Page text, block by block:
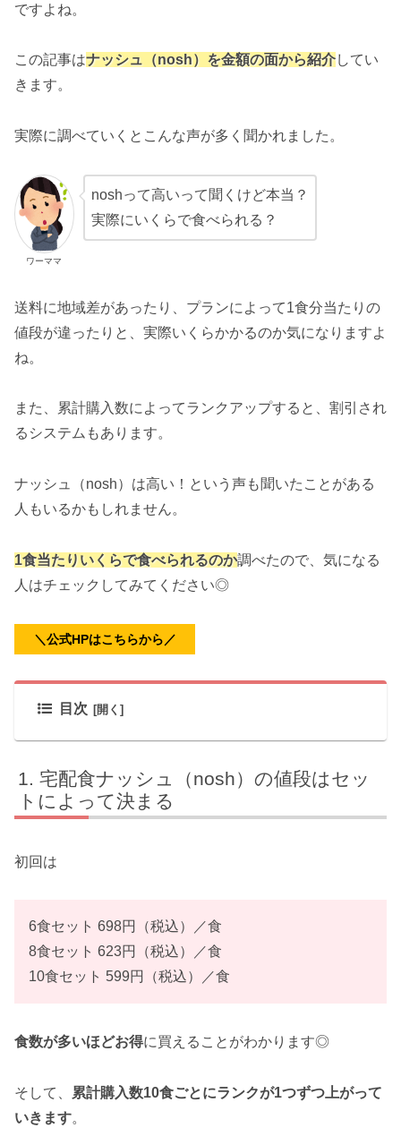
ですよね。
この記事はナッシュ（nosh）を金額の面から紹介してい
きます。
実際に調べていくとこんな声が多く聞かれました。
ワーママ
noshって高いって聞くけど本当？
実際にいくらで食べられる？
送料に地域差があったり、プランによって1食分当たりの
値段が違ったりと、実際いくらかかるのか気になりますよ
ね。
また、累計購入数によってランクアップすると、割引され
るシステムもあります。
ナッシュ（nosh）は高い！という声も聞いたことがある
人もいるかもしれません。
1食当たりいくらで食べられるのか調べたので、気になる
人はチェックしてみてください◎
＼公式HPはこちらから／
目次
宅配食ナッシュ（nosh）の値段はセッ
トによって決まる
初回は
6食セット 698円（税込）／食
8食セット 623円（税込）／食
10食セット 599円（税込）／食
食数が多いほどお得に買えることがわかります◎
そして、
累計購入数10食ごとにランクが1つずつ上がって
いきます。